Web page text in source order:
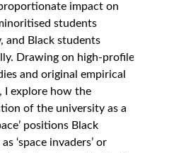
impact on
students
and Black students
Drawing on high-profile
and original empirical
I explore how the
of the university as a
positions Black
‘space invaders’ or